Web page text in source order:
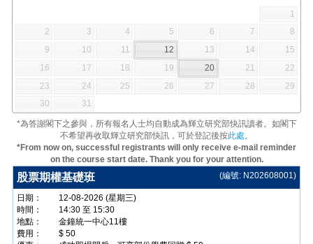
1
2
3 4 5 6 7
8
9
10 11 12 13 14
15
16
17 18 19 20 21
22
23
24 25 26 27 28
29
30
31
*為答謝閣下之參與，所有報名人士均自動成為輝立研究部快訊讀者。如閣下
不希望再收取輝立研究部快訊，可於登記後按此處。
*From now on, successful registrants will only receive e-mail reminder
on the course start date. Thank you for your attention.
(編號: N202608001)
股票期權基礎班
日期：
12-08-2026 (星期三)
時間：
14:30 至 15:30
地點：
金鐘統一中心11樓
費用：
$ 50